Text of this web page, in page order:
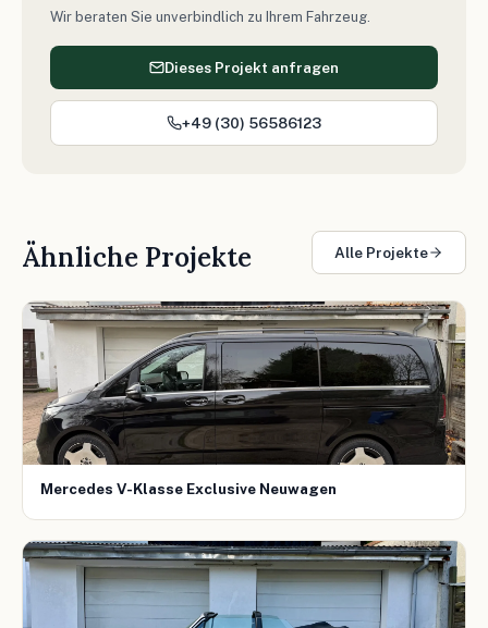
Wir beraten Sie unverbindlich zu Ihrem Fahrzeug.
Dieses Projekt anfragen
+49 (30) 56586123
Ähnliche Projekte Alle Projekte
Mercedes V-Klasse Exclusive Neuwagen